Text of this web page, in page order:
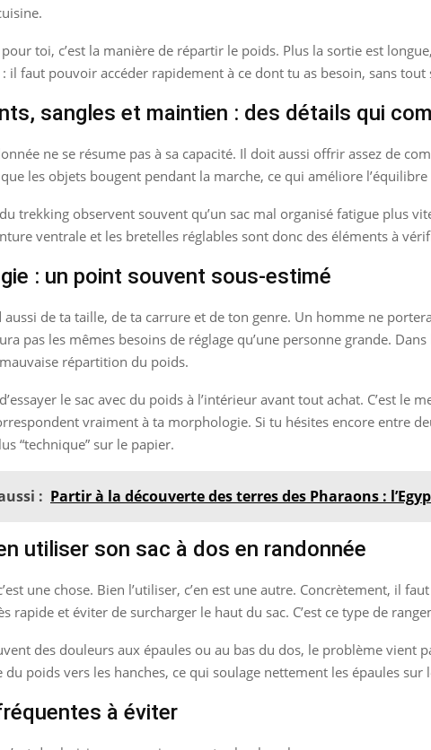
pour toi, c’est la manière de répartir le poids. Plus la sortie est
il faut pouvoir accéder rapidement à ce dont tu as besoin, sans tout
sangles et maintien : des détails qui
ne se résume pas à sa capacité. Il doit aussi offrir assez de
les objets bougent pendant la marche, ce qui améliore
trekking observent souvent qu’un sac mal organisé fatigue plus
ventrale et les bretelles réglables sont donc des éléments à
: un point souvent sous-estimé
aussi de ta taille, de ta carrure et de ton genre. Un homme ne
pas les mêmes besoins de réglage qu’une personne grande.
répartition du poids.
le sac avec du poids à l’intérieur avant tout achat. C’est
vraiment à ta morphologie. Si tu hésites encore entre
“technique” sur le papier.
: Partir à la découverte des terres des Pharaons :
utiliser son sac à dos en randonnée
une chose. Bien l’utiliser, c’en est une autre. Concrètement, il
rapide et éviter de surcharger le haut du sac. C’est ce type de
des douleurs aux épaules ou au bas du dos, le problème vient
poids vers les hanches, ce qui soulage nettement les épaules sur
à éviter